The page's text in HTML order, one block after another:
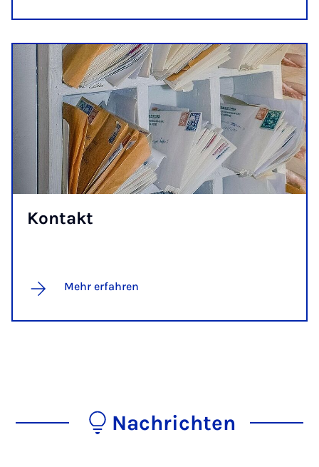
Kon­takt
Mehr erfahren
Nachrichten